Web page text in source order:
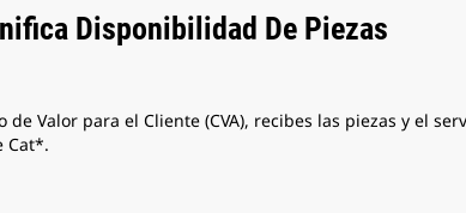
Disponibilidad De Piezas
Valor para el Cliente (CVA), recibes las piezas y el
Cat*.